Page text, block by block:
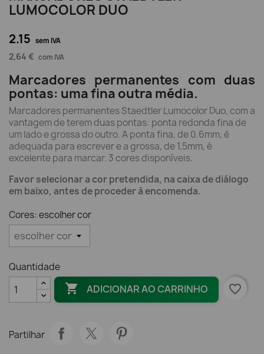
LUMOCOLOR DUO
2.15 sem IVA
2,64 € com IVA
Marcadores permanentes com duas
pontas: uma fina outra média.
Marcadores permanentes Staedtler Lumocolor Duo, com a
vantagem de terem duas pontas: ponta redonda fina de
um lado e grossa do outro. A ponta fina, de 0.6mm, é
adequada para escrever e a grossa, de 1,5mm, é
excelente para marcar. 3 cores disponíveis.
Favor selecionar a cor pretendida, na caixa de diálogo
em baixo, antes de proceder à encomenda.
Cores: escolher cor
Quantidade
 ADICIONAR AO CARRINHO favorite_border
Partilhar